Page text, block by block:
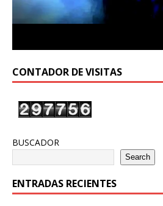
CONTADOR DE VISITAS
BUSCADOR
Search
ENTRADAS RECIENTES